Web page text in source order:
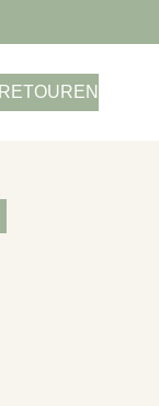
RETOUREN